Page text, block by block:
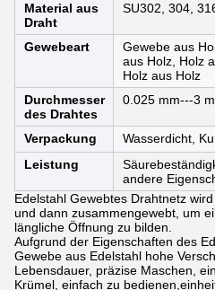
Material aus
Draht
SU302, 304,
Gewebeart
Gewebe aus
aus Holz, Holz
Holz aus Holz
Durchmesser
des Drahtes
0.025 mm---3
Verpackung
Wasserdicht,
Leistung
andere
Edelstahl Gewebtes Drahtnetz
und dann zusammengewebt, um
längliche Öffnung zu bilden.
Aufgrund der Eigenschaften des
Gewebe aus Edelstahl hohe
Lebensdauer, präzise Maschen,
Krümel, einfach zu